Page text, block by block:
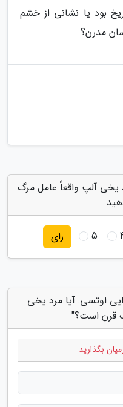
بود یا نشانی از خشم
مدرن؟
یخی آلپ واقعاً عامل مرگ
5 رای
اوتسی: آیا مرد یخی
قرن است؟"
بگذارید